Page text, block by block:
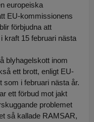
europeiska
EU-kommissionens
förbjudna att
kraft 15 februari nästa
blyhagelskott inom
ett brott, enligt EU-
som i februari nästa år.
ett förbud mot jakt
problemet
så kallade RAMSAR,